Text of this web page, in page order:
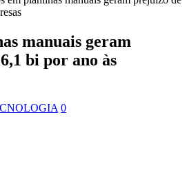
manuais geram
bi por ano às
0